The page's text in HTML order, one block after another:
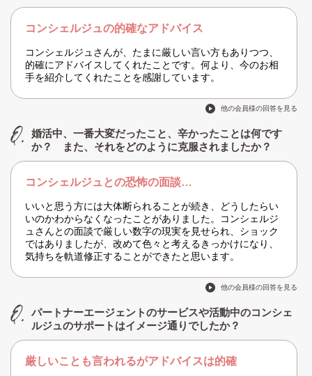
コンシェルジュの的確なアドバイス
コンシェルジュさんが、たまに厳しい言い方もありつつ、
的確にアドバイスしてくれたことです。何より、今のお相
手を紹介してくれたことを感謝しています。
他の会員様の回答を見る
婚活中、一番大変だったこと、辛かったことは何です
か？ また、それをどのように克服されましたか？
コンシェルジュとの恐怖の面談…
いいと思う方には大体断られることが続き、どうしたらい
いのかわからなくなったことがありました。コンシェルジ
ュさんとの面談で厳しい数字の現実を見せられ、ショック
ではありましたが、改めて色々と考えるきっかけになり、
気持ちを軌道修正することができたと思います。
他の会員様の回答を見る
パートナーエージェントのサービスや活動中のコンシェ
ルジュのサポートはイメージ通りでしたか？
厳しいことも言われるがアドバイスは的確